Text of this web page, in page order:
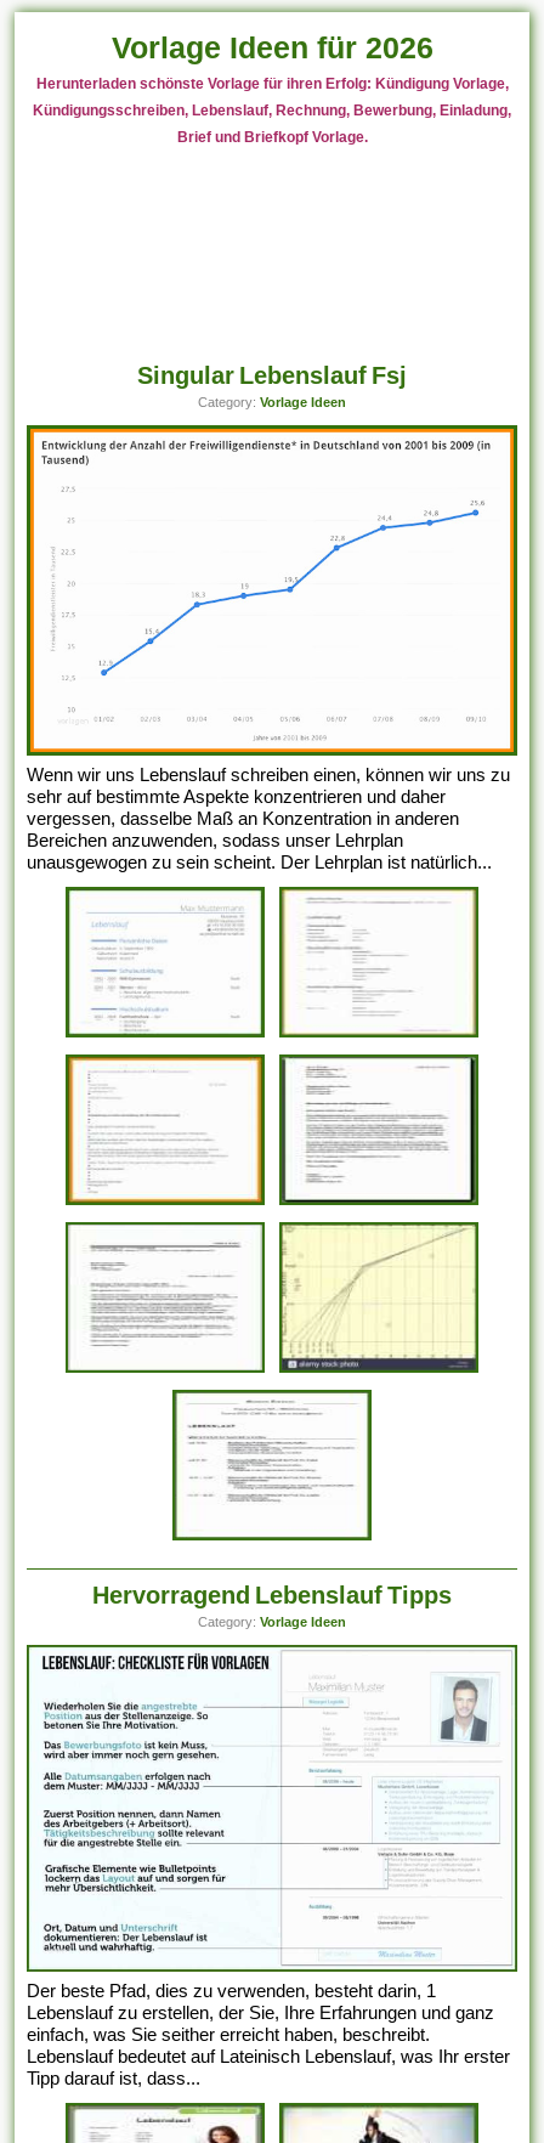
Vorlage Ideen für 2026
Herunterladen schönste Vorlage für ihren Erfolg: Kündigung Vorlage,
Kündigungsschreiben, Lebenslauf, Rechnung, Bewerbung, Einladung,
Brief und Briefkopf Vorlage.
Singular Lebenslauf Fsj
Category: Vorlage Ideen
Wenn wir uns Lebenslauf schreiben einen, können wir uns zu
sehr auf bestimmte Aspekte konzentrieren und daher
vergessen, dasselbe Maß an Konzentration in anderen
Bereichen anzuwenden, sodass unser Lehrplan
unausgewogen zu sein scheint. Der Lehrplan ist natürlich...
Hervorragend Lebenslauf Tipps
Category: Vorlage Ideen
Der beste Pfad, dies zu verwenden, besteht darin, 1
Lebenslauf zu erstellen, der Sie, Ihre Erfahrungen und ganz
einfach, was Sie seither erreicht haben, beschreibt.
Lebenslauf bedeutet auf Lateinisch Lebenslauf, was Ihr erster
Tipp darauf ist, dass...